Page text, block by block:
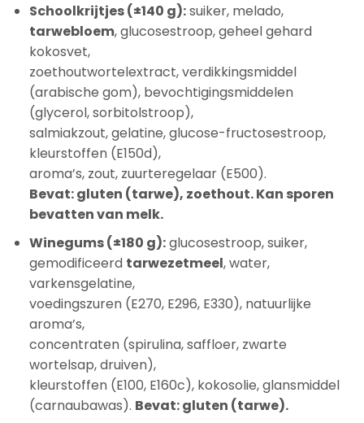
Schoolkrijtjes (±140 g):suiker, melado,
tarwebloem, glucosestroop, geheel gehard
kokosvet,
zoethoutwortelextract, verdikkingsmiddel
(arabische gom), bevochtigingsmiddelen
(glycerol, sorbitolstroop),
salmiakzout, gelatine, glucose-fructosestroop,
kleurstoffen (E150d),
aroma’s, zout, zuurteregelaar (E500).
Bevat: gluten (tarwe), zoethout. Kan sporen
bevatten van melk.
Winegums (±180 g):glucosestroop, suiker,
gemodificeerd tarwezetmeel, water,
varkensgelatine,
voedingszuren (E270, E296, E330), natuurlijke
aroma’s,
concentraten (spirulina, saffloer, zwarte
wortelsap, druiven),
kleurstoffen (E100, E160c), kokosolie, glansmiddel
(carnaubawas). Bevat: gluten (tarwe).